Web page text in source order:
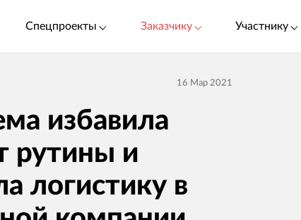
Спецпроекты Заказчику Участнику
16 Мар 2021
избавила
рутины и
логистику в